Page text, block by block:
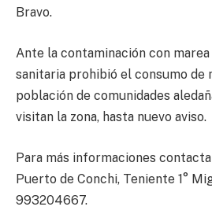
Bravo.
Ante la contaminación con
sanitaria prohibió el consumo de
población de comunidades
visitan la zona, hasta nuevo aviso.
Para más informaciones
Puerto de Conchi, Teniente 1°
993204667.